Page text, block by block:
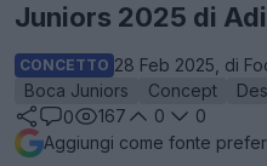
Juniors 2025 di
CONCETTO 28 Feb 2025, di
Boca Juniors
Concept
0
167 0
0
Aggiungi come fonte